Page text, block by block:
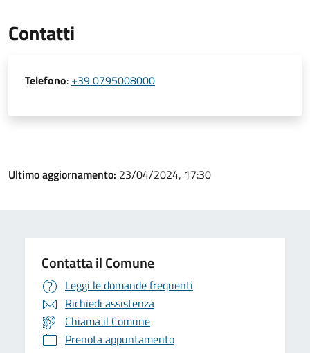
Contatti
Telefono: +39 0795008000
Ultimo aggiornamento: 23/04/2024, 17:30
Contatta il Comune
Leggi le domande frequenti
Richiedi assistenza
Chiama il Comune
Prenota appuntamento